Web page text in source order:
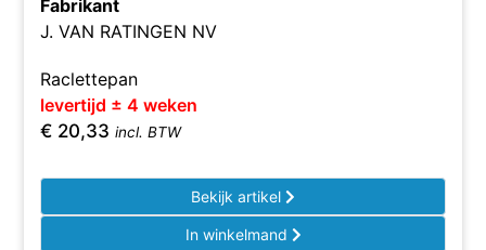
Fabrikant
J. VAN RATINGEN NV
Raclettepan
levertijd ± 4 weken
€ 20,33 incl. BTW
Bekijk artikel
In winkelmand